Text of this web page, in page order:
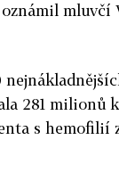
mluvčí
281 milionů
s hemofilií